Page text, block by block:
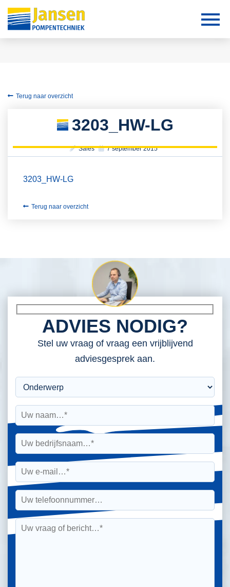
Terug naar overzicht
3203_HW-LG
Sales 7 september 2015
3203_HW-LG
Terug naar overzicht
ADVIES NODIG?
Stel uw vraag of vraag een vrijblijvend
adviesgesprek aan.